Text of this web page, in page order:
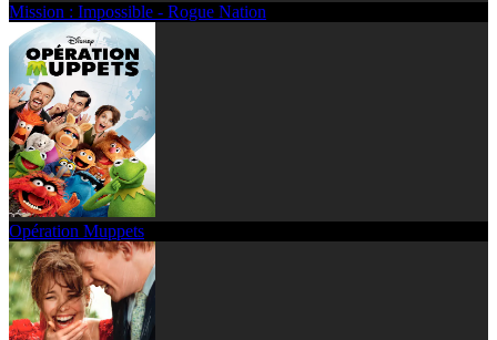
Mission : Impossible - Rogue Nation
Opération Muppets